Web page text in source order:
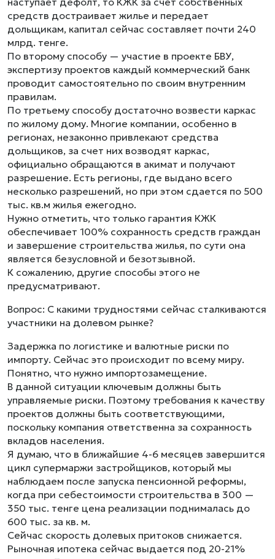
средств достраивает жилье и передает
дольщикам, капитал сейчас составляет почти 240
млрд. тенге.
По второму способу — участие в проекте БВУ,
экспертизу проектов каждый коммерческий банк
проводит самостоятельно по своим внутренним
правилам.
По третьему способу достаточно возвести каркас
по жилому дому. Многие компании, особенно в
регионах, незаконно привлекают средства
дольщиков, за счет них возводят каркас,
официально обращаются в акимат и получают
разрешение. Есть регионы, где выдано всего
несколько разрешений, но при этом сдается по 500
тыс. кв.м жилья ежегодно.
Нужно отметить, что только гарантия КЖК
обеспечивает 100% сохранность средств граждан
и завершение строительства жилья, по сути она
является безусловной и безотзывной.
К сожалению, другие способы этого не
предусматривают.
Вопрос: С какими трудностями сейчас сталкиваются
участники на долевом рынке?
Задержка по логистике и валютные риски по
импорту. Сейчас это происходит по всему миру.
Понятно, что нужно импортозамещение.
В данной ситуации ключевым должны быть
управляемые риски. Поэтому требования к качеству
проектов должны быть соответствующими,
поскольку компания ответственна за сохранность
вкладов населения.
Я думаю, что в ближайшие 4-6 месяцев завершится
цикл супермаржи застройщиков, который мы
наблюдаем после запуска пенсионной реформы,
когда при себестоимости строительства в 300 —
350 тыс. тенге цена реализации поднималась до
600 тыс. за кв. м.
Сейчас скорость долевых притоков снижается.
Рыночная ипотека сейчас выдается под 20-21%